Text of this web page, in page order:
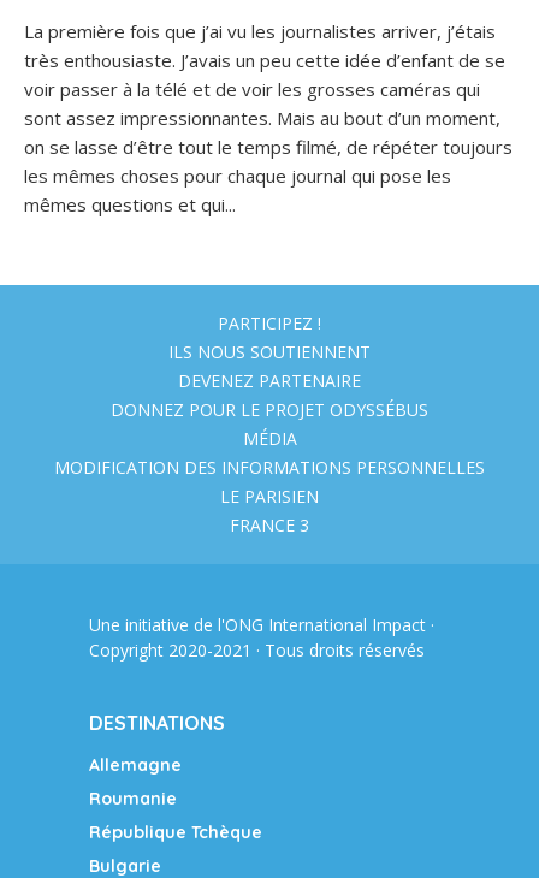
La première fois que j’ai vu les journalistes arriver, j’étais
très enthousiaste. J’avais un peu cette idée d’enfant de se
voir passer à la télé et de voir les grosses caméras qui
sont assez impressionnantes. Mais au bout d’un moment,
on se lasse d’être tout le temps filmé, de répéter toujours
les mêmes choses pour chaque journal qui pose les
mêmes questions et qui...
PARTICIPEZ !
ILS NOUS SOUTIENNENT
DEVENEZ PARTENAIRE
DONNEZ POUR LE PROJET ODYSSÉBUS
MÉDIA
MODIFICATION DES INFORMATIONS PERSONNELLES
LE PARISIEN
FRANCE 3
Une initiative de l'ONG International Impact ·
Copyright 2020-2021 · Tous droits réservés
DESTINATIONS
Allemagne
Roumanie
République Tchèque
Bulgarie